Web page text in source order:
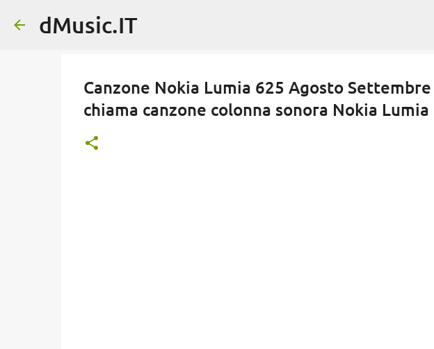
dMusic.IT
Canzone Nokia Lumia 625 Agosto
chiama canzone colonna sonora Nokia